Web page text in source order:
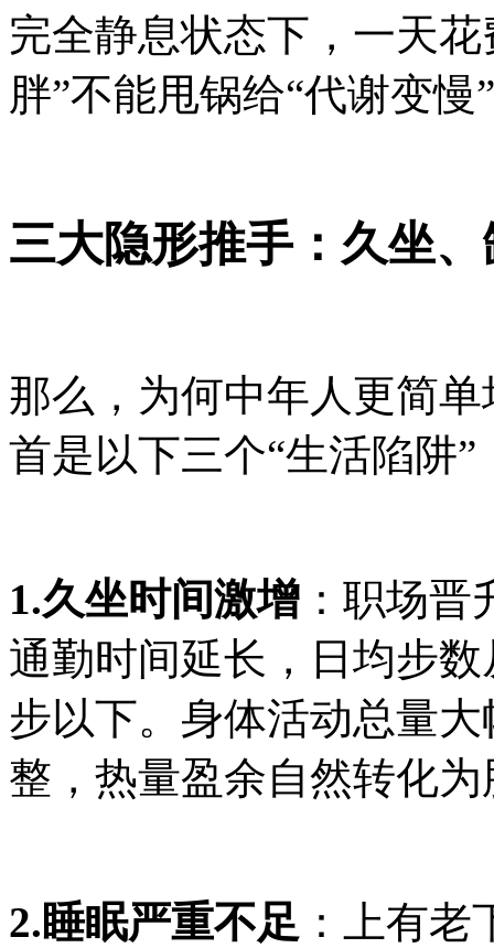
完全静息状态下，一天
胖”不能甩锅给“代谢变
三大隐形推手：久坐
那么，为何中年人更简
首是以下三个“生活陷阱”
1.久坐时间激增 ：职场
通勤时间延长，日均步
步以下。身体活动总量
整，热量盈余自然转化为
2.睡眠严重不足 ：上有